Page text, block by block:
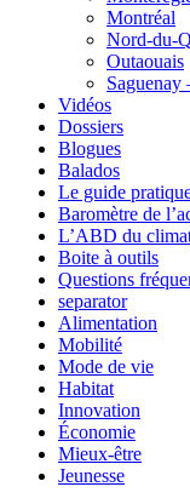
Montréal
Nord-du-
Outaouais
Saguenay
Vidéos
Dossiers
Blogues
Balados
Le guide
Baromètre de
L’ABD du
Boite à outils
Questions
separator
Alimentation
Mobilité
Mode de vie
Habitat
Innovation
Économie
Mieux-être
Jeunesse